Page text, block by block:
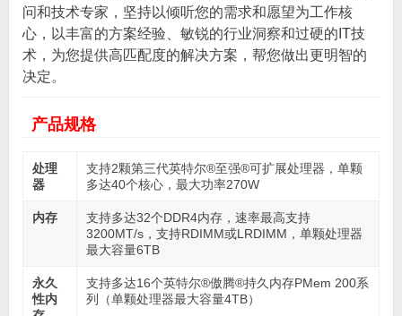
问和技术专家，坚持以倾听您的需求和愿望为工作核
心，以丰富的方案经验、敏锐的行业洞察和过硬的IT技
术，为您提供高匹配度的解决方案，帮您做出更明智的
决定。
产品规格
处理
器
支持2颗第三代英特尔®至强®可扩展处理器，单颗
多达40个核心，最大功率270W
内存
支持多达32个DDR4内存，速率最高支持
3200MT/s，支持RDIMM或LRDIMM，单颗处理器
最大容量6TB
永久
性内
支持多达16个英特尔®傲腾®持久内存PMem 200系
列（单颗处理器最大容量4TB）